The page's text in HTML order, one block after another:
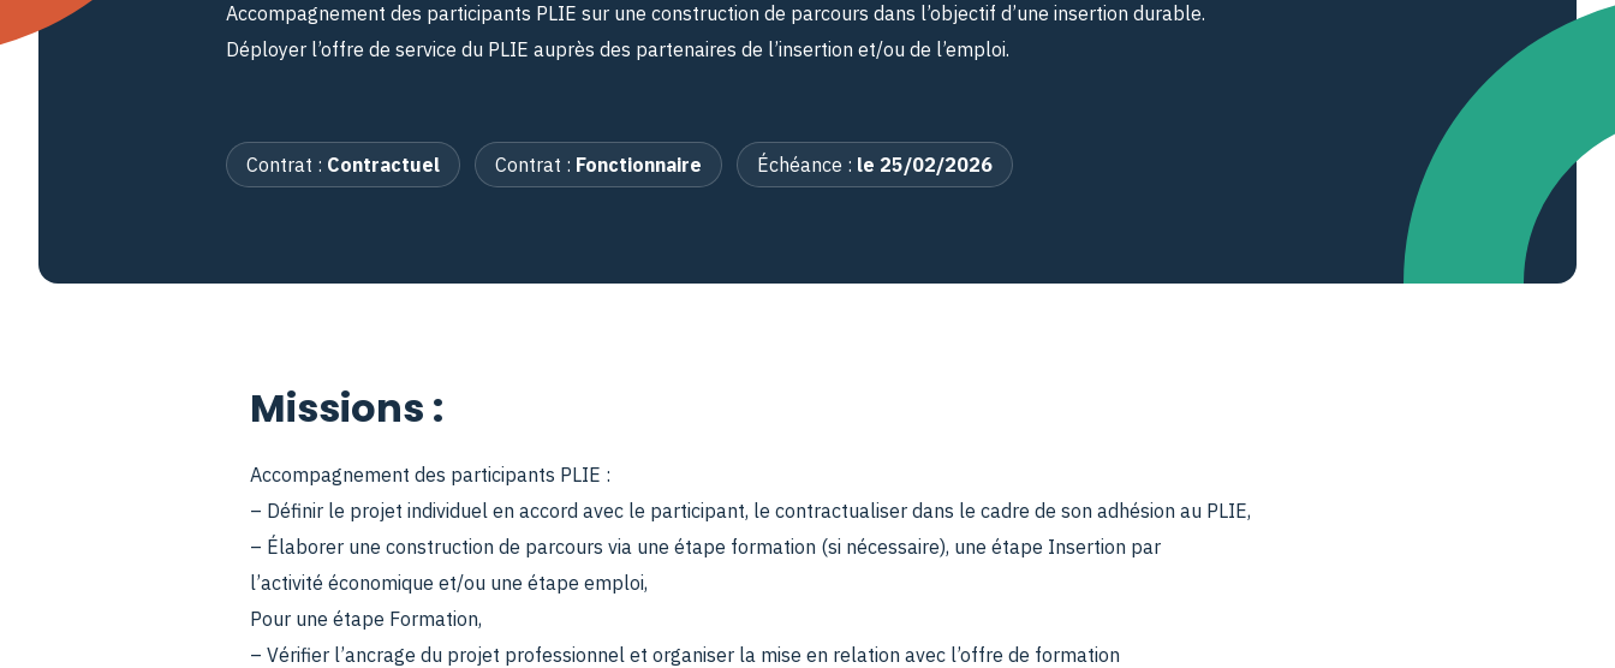
Accompagnement des participants PLIE sur une construction de parcours dans l’objectif d’une insertion durable.
Déployer l’offre de service du PLIE auprès des partenaires de l’insertion et/ou de l’emploi.
Contrat : Contractuel Contrat : Fonctionnaire Échéance : le 25/02/2026
Missions :
Accompagnement des participants PLIE :
– Définir le projet individuel en accord avec le participant, le contractualiser dans le cadre de son adhésion au PLIE,
– Élaborer une construction de parcours via une étape formation (si nécessaire), une étape Insertion par
l’activité économique et/ou une étape emploi,
Pour une étape Formation,
– Vérifier l’ancrage du projet professionnel et organiser la mise en relation avec l’offre de formation